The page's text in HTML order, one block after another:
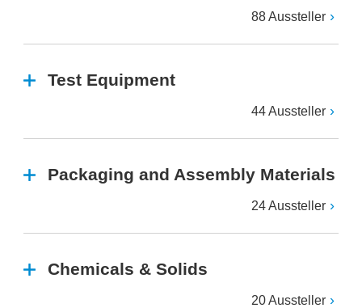
88 Aussteller
Test Equipment
44 Aussteller
Packaging and Assembly Materials
24 Aussteller
Chemicals & Solids
20 Aussteller